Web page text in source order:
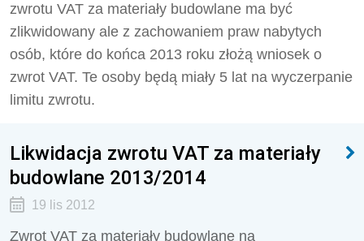
zwrotu VAT za materiały budowlane ma być
zlikwidowany ale z zachowaniem praw nabytych
osób, które do końca 2013 roku złożą wniosek o
zwrot VAT. Te osoby będą miały 5 lat na wyczerpanie
limitu zwrotu.
Likwidacja zwrotu VAT za materiały
budowlane 2013/2014
19 lis 2012
Zwrot VAT za materiały budowlane na